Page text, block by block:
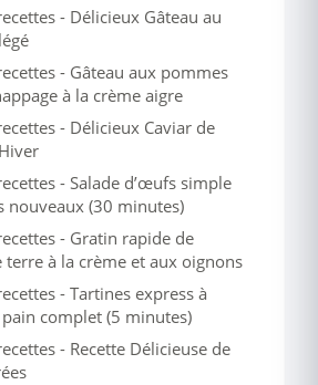
- Délicieux Gâteau au
- Gâteau aux pommes
à la crème aigre
- Délicieux Caviar de
- Salade d’œufs simple
nouveaux (30 minutes)
- Gratin rapide de
terre à la crème et aux oignons
- Tartines express à
pain complet (5 minutes)
- Recette Délicieuse de